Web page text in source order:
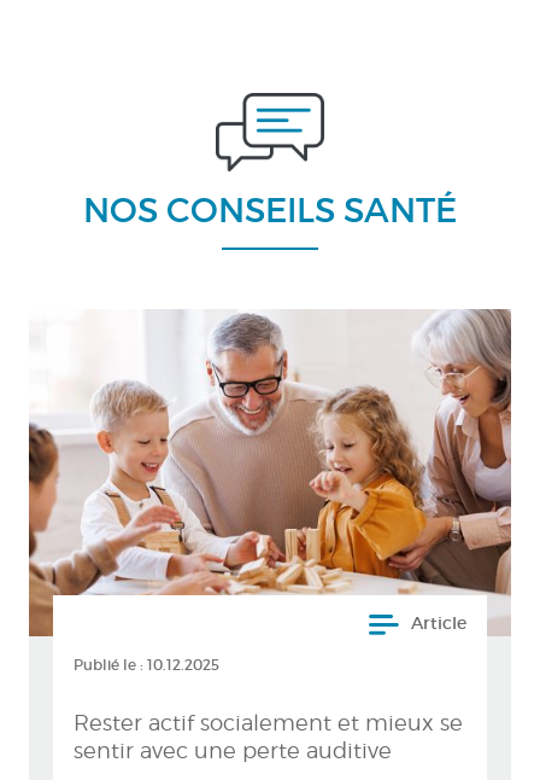
NOS CONSEILS SANTÉ
Article
Publié le : 10.12.2025
Rester actif socialement et mieux se
sentir avec une perte auditive